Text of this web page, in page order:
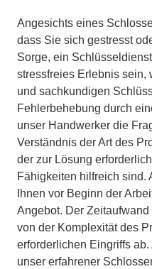
Angesichts eines
dass Sie sich gestresst
Sorge, ein
stressfreies Erlebnis sein,
und sachkundigen
Fehlerbehebung durch
unser Handwerker die
Verständnis der Art des
der zur Lösung
Fähigkeiten hilfreich sind.
Ihnen vor Beginn der
Angebot. Der
von der Komplexität des
erforderlichen Eingriffs
unser erfahrener